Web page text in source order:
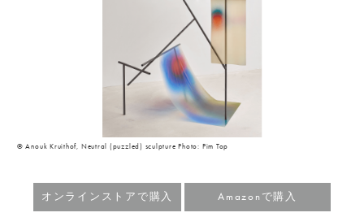
© Anouk Kruithof, Neutral (puzzled) sculpture Photo: Pim Top
オンラインストアで購入 Amazonで購入